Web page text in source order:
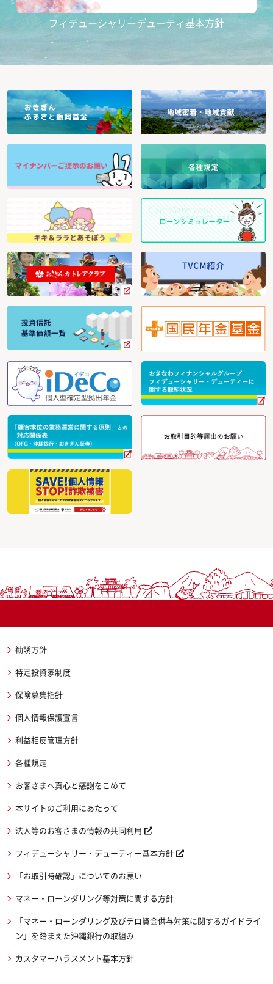
フィデューシャリーデューティ基本方針
勧誘方針
特定投資家制度
保険募集指針
個人情報保護宣言
利益相反管理方針
各種規定
お客さまへ真心と感謝をこめて
本サイトのご利用にあたって
法人等のお客さまの情報の共同利用
フィデューシャリー・デューティー基本方針
「お取引時確認」についてのお願い
マネー・ローンダリング等対策に関する方針
「マネー・ローンダリング及びテロ資金供与対策に関するガイドライ
ン」を踏まえた沖縄銀行の取組み
カスタマーハラスメント基本方針